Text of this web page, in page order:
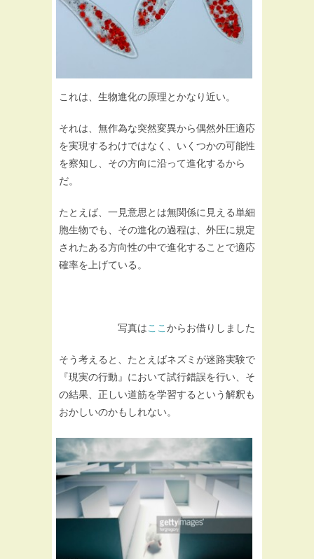
これは、生物進化の原理とかなり近い。
それは、無作為な突然変異から偶然外圧適応
を実現するわけではなく、いくつかの可能性
を察知し、その方向に沿って進化するから
だ。
たとえば、一見意思とは無関係に見える単細
胞生物でも、その進化の過程は、外圧に規定
されたある方向性の中で進化することで適応
確率を上げている。
写真はここ からお借りしました
そう考えると、たとえばネズミが迷路実験で
『現実の行動』において試行錯誤を行い、そ
の結果、正しい道筋を学習するという解釈も
おかしいのかもしれない。